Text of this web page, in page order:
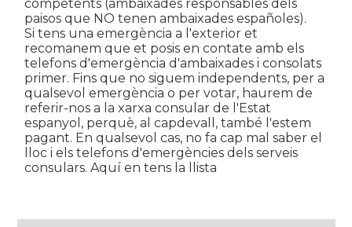
competents (ambaixades responsables dels
paisos que NO tenen ambaixades españoles).
Si tens una emergència a l'exterior et
recomanem que et posis en contate amb els
telefons d'emergència d'ambaixades i consolats
primer. Fins que no siguem independents, per a
qualsevol emergència o per votar, haurem de
referir-nos a la xarxa consular de l'Estat
espanyol, perquè, al capdevall, també l'estem
pagant. En qualsevol cas, no fa cap mal saber el
lloc i els telefons d'emergències dels serveis
consulars. Aquí en tens la llista